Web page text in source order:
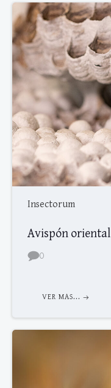
Insectorum
Avispón oriental
0
VER MAS...